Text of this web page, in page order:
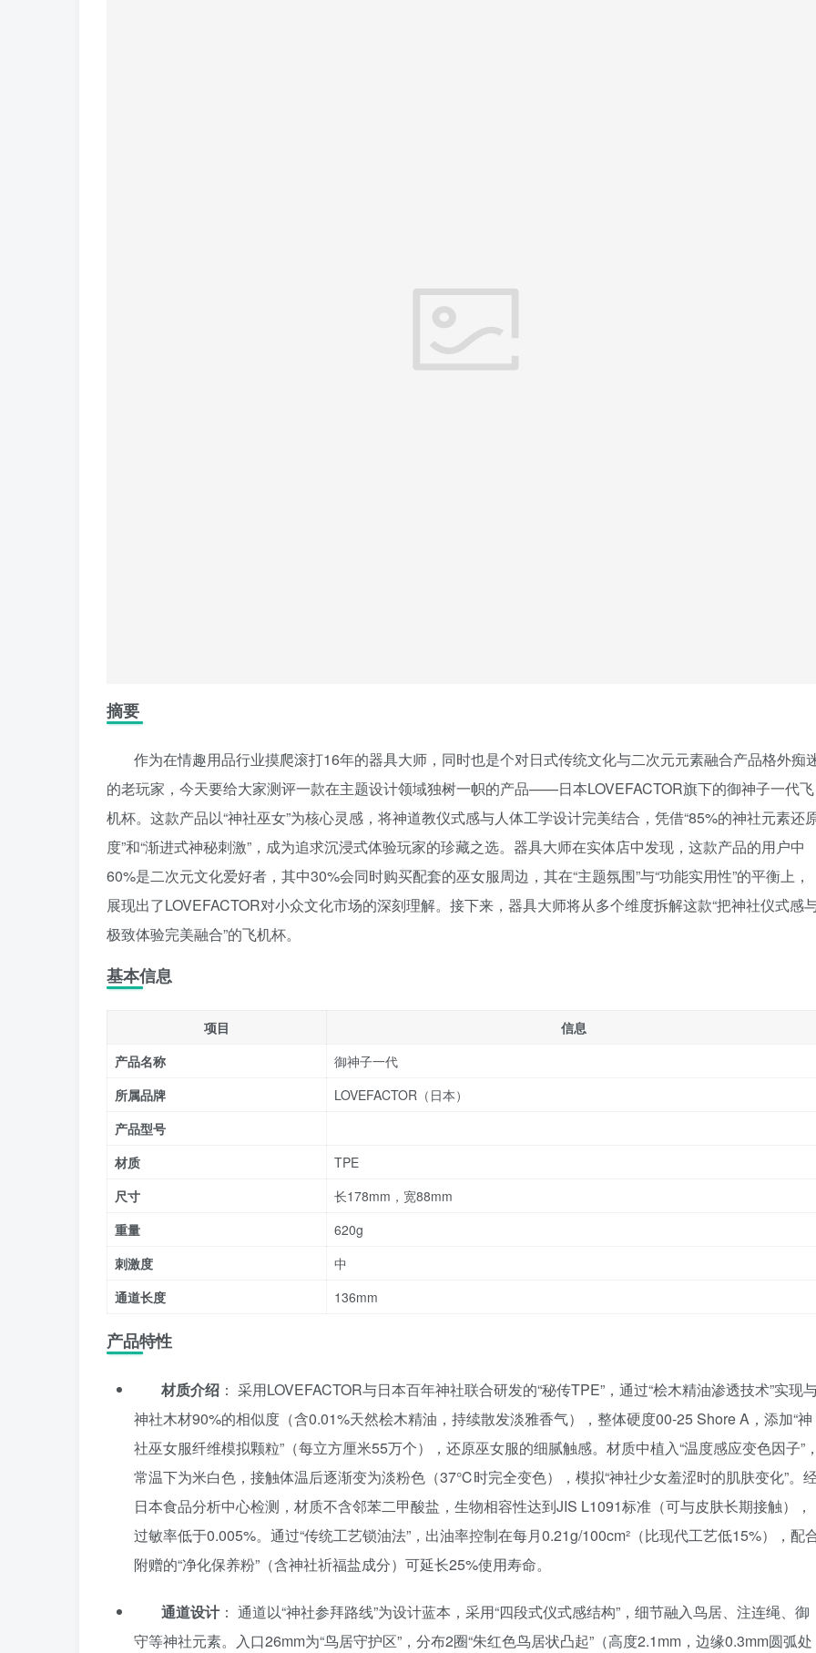
摘要
作为在情趣用品行业摸爬滚打16年的器具大师，同时也是个对日式传统文化与二次元元素融合产品格外痴
的老玩家，今天要给大家测评一款在主题设计领域独树一帜的产品——日本LOVEFACTOR旗下的御神子一代飞
机杯。这款产品以“神社巫女”为核心灵感，将神道教仪式感与人体工学设计完美结合，凭借“85%的神社元素还
度”和“渐进式神秘刺激”，成为追求沉浸式体验玩家的珍藏之选。器具大师在实体店中发现，这款产品的用户中
60%是二次元文化爱好者，其中30%会同时购买配套的巫女服周边，其在“主题氛围”与“功能实用性”的平衡上，
展现出了LOVEFACTOR对小众文化市场的深刻理解。接下来，器具大师将从多个维度拆解这款“把神社仪式感
极致体验完美融合”的飞机杯。
基本信息
项目
信息
产品名称
御神子一代
所属品牌
LOVEFACTOR（日本）
产品型号
材质
TPE
尺寸
长178mm，宽88mm
重量
620g
刺激度
中
通道长度
136mm
产品特性
材质介绍 ： 采用LOVEFACTOR与日本百年神社联合研发的“秘传TPE”，通过“桧木精油渗透技术”实现
神社木材90%的相似度（含0.01%天然桧木精油，持续散发淡雅香气），整体硬度00-25 Shore A，添加“神
社巫女服纤维模拟颗粒”（每立方厘米55万个），还原巫女服的细腻触感。材质中植入“温度感应变色因子”
常温下为米白色，接触体温后逐渐变为淡粉色（37℃时完全变色），模拟“神社少女羞涩时的肌肤变化”。
日本食品分析中心检测，材质不含邻苯二甲酸盐，生物相容性达到JIS L1091标准（可与皮肤长期接触），
过敏率低于0.005%。通过“传统工艺锁油法”，出油率控制在每月0.21g/100cm²（比现代工艺低15%），配
附赠的“净化保养粉”（含神社祈福盐成分）可延长25%使用寿命。
通道设计： 通道以“神社参拜路线”为设计蓝本，采用“四段式仪式感结构”，细节融入鸟居、注连绳、御
守等神社元素。入口26mm为“鸟居守护区”，分布2圈“朱红色鸟居状凸起”（高度2.1mm，边缘0.3mm圆弧处